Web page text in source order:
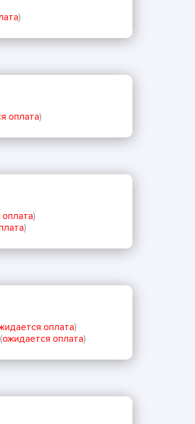
)
оплата)
)
)
оплата)
ожидается оплата)